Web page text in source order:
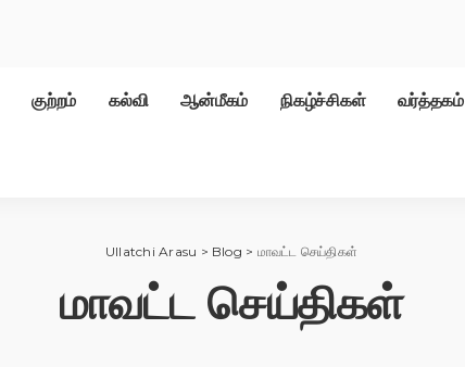
குற்றம் கல்வி ஆன்மீகம் நிகழ்ச்சிகள் வர்த்தகம்
Ullatchi Arasu > Blog > மாவட்ட செய்திகள்
மாவட்ட செய்திகள்